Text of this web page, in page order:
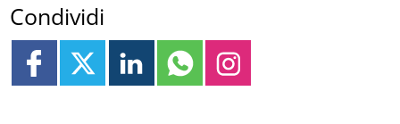
Condividi